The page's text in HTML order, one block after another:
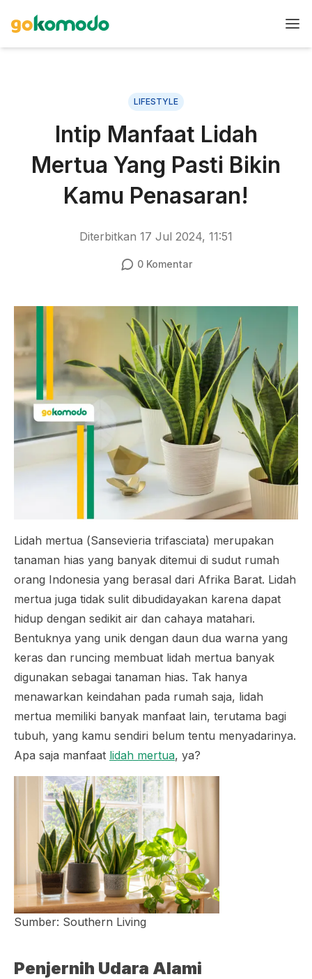
LIFESTYLE
Intip Manfaat Lidah
Mertua Yang Pasti Bikin
Kamu Penasaran!
Diterbitkan 17 Jul 2024, 11:51
0Komentar
Lidah mertua (Sansevieria trifasciata) merupakan
tanaman hias yang banyak ditemui di sudut rumah
orang Indonesia yang berasal dari Afrika Barat. Lidah
mertua juga tidak sulit dibudidayakan karena dapat
hidup dengan sedikit air dan cahaya matahari.
Bentuknya yang unik dengan daun dua warna yang
keras dan runcing membuat lidah mertua banyak
digunakan sebagai tanaman hias. Tak hanya
menawarkan keindahan pada rumah saja, lidah
mertua memiliki banyak manfaat lain, terutama bagi
tubuh, yang kamu sendiri belum tentu menyadarinya.
Apa saja manfaat lidah mertua, ya?
Sumber: Southern Living
Penjernih Udara Alami